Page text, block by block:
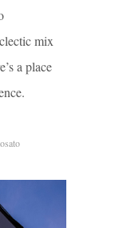
mix
a place